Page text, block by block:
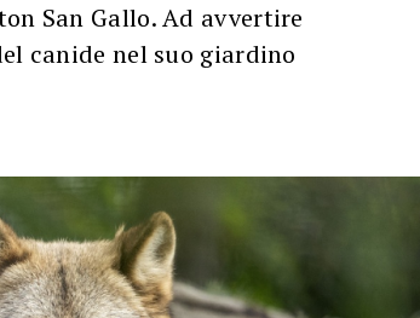
San Gallo. Ad avvertire
canide nel suo giardino